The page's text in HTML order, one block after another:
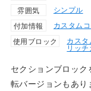
雰囲気
シンプル
付加情報
カスタム
使用ブロック
カス
リッチ
セクションブロッ
転バージョンもあり